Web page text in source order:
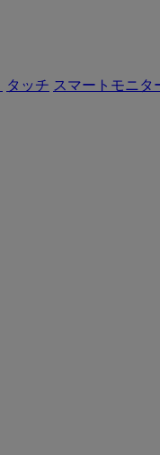
タッチ スマートモニタ